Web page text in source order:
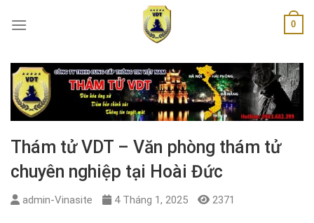
0
Thám tử VDT – Văn phòng thám tử
chuyên nghiệp tại Hoài Đức
admin-Vinasite 4 Tháng 1, 2025 2371